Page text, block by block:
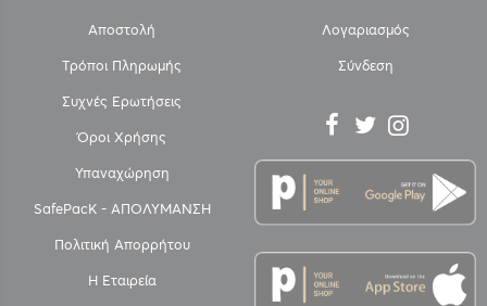
Αποστολή
Τρόποι Πληρωμής
Συχνές Ερωτήσεις
Όροι Χρήσης
Υπαναχώρηση
SafePacK - ΑΠΟΛΥΜΑΝΣΗ
Πολιτική Απορρήτου
Η Εταιρεία
Λογαριασμός
Σύνδεση